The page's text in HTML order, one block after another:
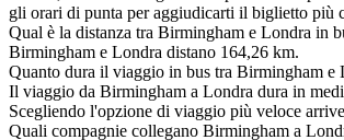
gli orari di punta per aggiudicarti il biglietto più
Qual è la distanza tra Birmingham e Londra in
Birmingham e Londra distano 164,26 km.
Quanto dura il viaggio in bus tra Birmingham e
Il viaggio da Birmingham a Londra dura in
Scegliendo l'opzione di viaggio più veloce
Quali compagnie collegano Birmingham a